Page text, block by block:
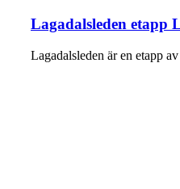
Lagadalsleden etapp
Lagadalsleden är en etapp